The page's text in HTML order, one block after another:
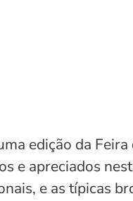
edição da
e apreciados
e as típicas